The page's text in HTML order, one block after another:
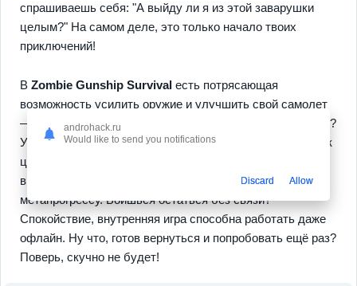
спрашиваешь себя: "А выйду ли я из этой заварушки
целым?" На самом деле, это только начало твоих
приключений!
В Zombie Gunship Survival есть потрясающая
возможность усилить оружие и улучшить свой самолет
— тут ты супергерой своего рода. Ну и как без построек?
Улучшаешь убежища, управляешь ресурсами — это как
целый мир в твоих руках! И да, у тебя есть шанс
выстроить более сильные команды благодаря
метапрогрессу. Боишься остаться без связи?
Спокойствие, внутренняя игра способна работать даже
офлайн. Ну что, готов вернуться и попробовать ещё раз?
Поверь, скучно не будет!
androhack.ru
Would like to send you notifications
Discard Allow